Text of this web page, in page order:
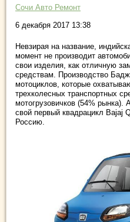
Сочи Авто Ремонт
6 декабря 2017 13:38
Невзирая на название,
момент не производит
свои изделия, как отличную
средствам. Производство
мотоциклов, которые
трехколесных транспортных
мотогрузовичков (54% рынка).
свой первый квадрацикл Bajaj
Россию.